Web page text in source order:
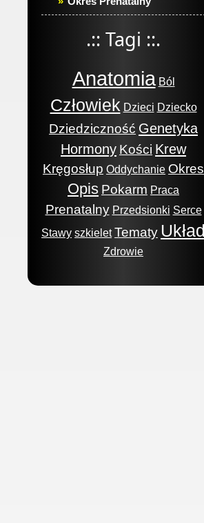
.:: Tagi ::.
Anatomia Ból
Człowiek Dzieci Dziecko
Dziedziczność Genetyka
Hormony Kości Krew
Kręgosłup Oddychanie Okres
Opis Pokarm Praca
Prenatalny Przedsionki Serce
Stawy szkielet Tematy Układ
Zdrowie